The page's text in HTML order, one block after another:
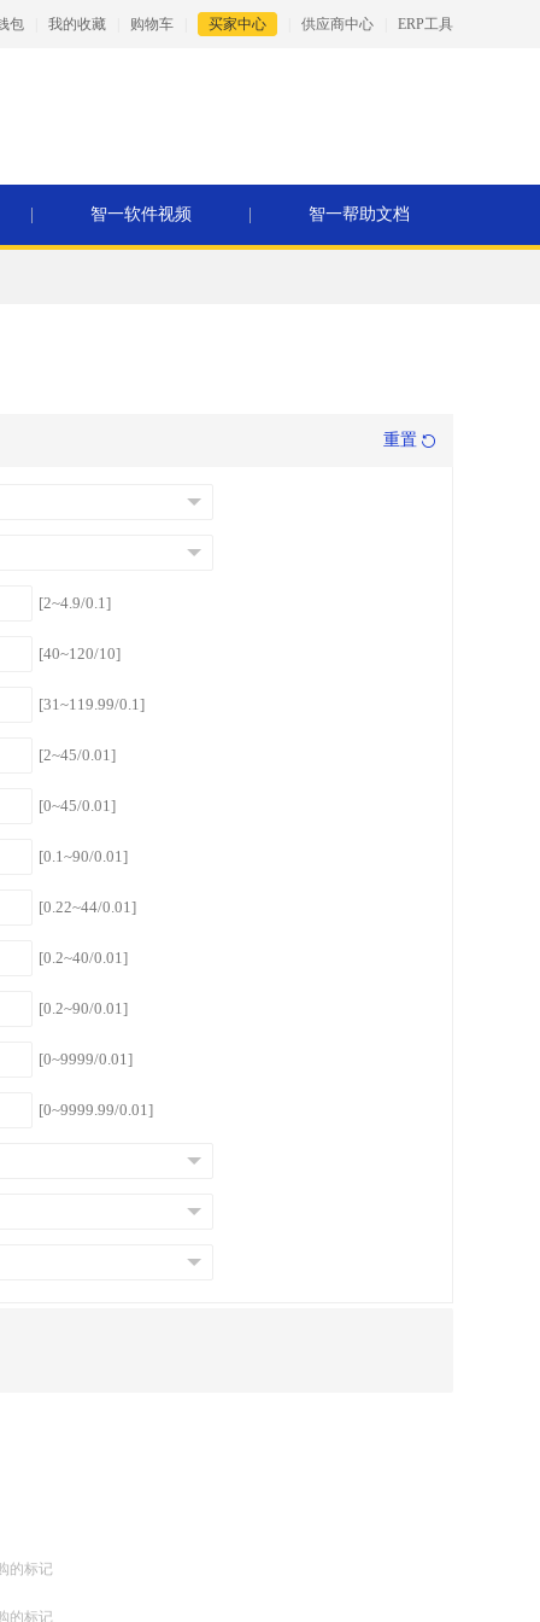
包 我的收藏 购物车 买家中心 供应商中心 ERP工具
智一软件视频 智一帮助文档
重置
[2~4.9/0.1]
[40~120/10]
[31~119.99/0.1]
[2~45/0.01]
[0~45/0.01]
[0.1~90/0.01]
[0.22~44/0.01]
[0.2~40/0.01]
[0.2~90/0.01]
[0~9999/0.01]
[0~9999.99/0.01]
的标记
的标记